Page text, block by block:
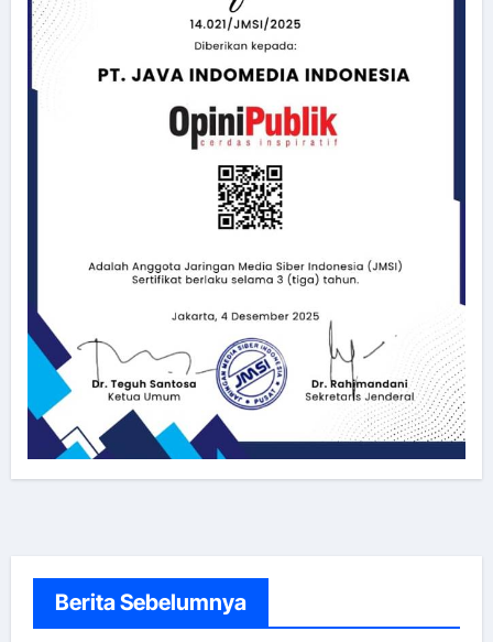
Berita Sebelumnya